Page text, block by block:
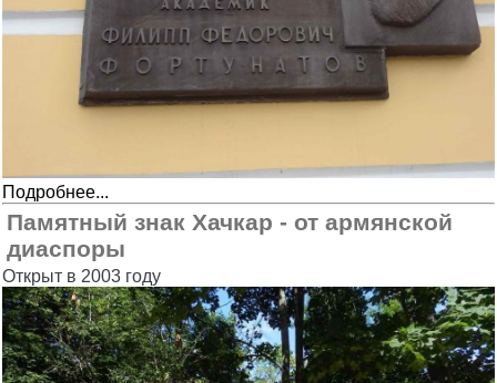
Подробнее...
Памятный знак Хачкар - от армянской
диаспоры
Открыт в 2003 году